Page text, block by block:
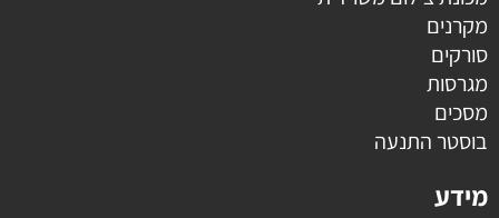
מקרנים
סורקים
מגרסות
מסכים
בוסטר התנעה
מידע